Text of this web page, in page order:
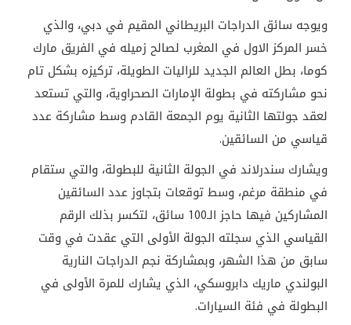
ويوجه سائق الدراجات البريطاني المقيم في دبي، والذي
خسر المركز الاول في المغرب لصالح زميله في الفريق مارك
كوما، بطل العالم الجديد للراليات الطويلة، تركيزه بشكل تام
نحو مشاركته في بطولة الإمارات الصحراوية، والتي تستعد
لعقد جولتها الثانية يوم الجمعة القادم وسط مشاركة عدد
قياسي من السائقين.
ويشارك سندرلاند في الجولة الثانية للبطولة، والتي ستقام
في منطقة مرغم، وسط توقعات بتجاوز عدد السائقين
المشاركين فيها حاجز الـ100 سائق، لتكسر بذلك الرقم
القياسي الذي سجلته الجولة الأولى التي عقدت في وقت
سابق من هذا الشهر، وبمشاركة نجم الدراجات النارية
البولندي ماريك دابروسكي، الذي يشارك للمرة الأولى في
البطولة في فئة السيارات.